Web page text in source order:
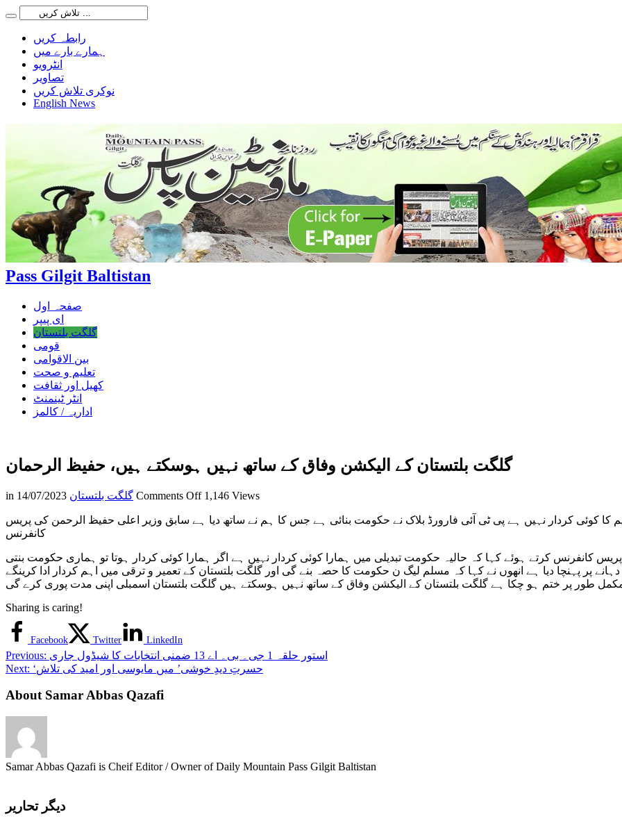
رابطہ کریں
ہمارے بارے میں
انٹرویو
تصاویر
نوکری تلاش کریں
English News
Pass Gilgit Baltistan
صفحہ اول
ای پیپر
گلگت بلتستان
قومی
بین الاقوامی
تعلیم و صحت
کھیل اور ثقافت
انٹر ٹینمنٹ
اداریہ / کالمز
گلگت بلتستان کے الیکشن وفاق کے ساتھ نہیں ہوسکتے ہیں، حفیظ الرحمان
in گلگت بلتستان 14/07/2023 Comments Offon
بلتستان
وفاق
کے
ساتھ
الرحمان
1,146 Views
کوئی کردار نہیں ہے پی ٹی آئی فارورڈ بلاک نے حکومت بنائی ہے جس کا ہم نے ساتھ دیا ہے سابق وزیر اعلی حفیظ الرحمن کی پریس
کانفرنس
کانفرنس کرتے ہوئے کہا کہ حالیہ حکومت تبدیلی میں ہمارا کوئی کردار نہیں ہے اگر ہمارا کوئی کردار ہوتا تو ہماری حکومت بنتی
پر پہنچا دیا ہے انھوں نے کہا کہ مسلم لیگ ن حکومت کا حصہ بنے گی اور گلگت بلتستان کے تعمیر و ترقی میں اہم کردار ادا کرینگے
مکمل طور پر ختم ہو چکا ہے گلگت بلتستان کے الیکشن وفاق کے ساتھ نہیں ہوسکتے ہیں گلگت بلتستان اسمبلی اپنی مدت پوری کرے گی
Sharing is caring!
Facebook Twitter LinkedIn
Previous:
استور حلقہ 1 جی۔ بی۔ اے 13 ضمنی انتخابات کا شیڈول جاری
Next:
About Samar Abbas Qazafi
Samar Abbas Qazafi is Cheif Editor / Owner of Daily Mountain Pass Gilgit Baltistan
دیگر تحاریر